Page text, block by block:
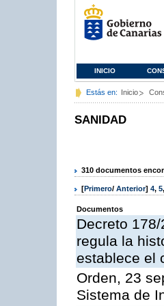
INICIO
Estás en: Inicio
SANIDAD
310 documentos
[Primero/ Anterior] 4, 5,
Documentos
Decreto
regula la
establece el
Orden, 23
Sistema de